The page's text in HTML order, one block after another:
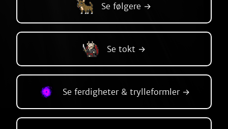
Se følgere →
Se tokt →
Se ferdigheter & trylleformler →